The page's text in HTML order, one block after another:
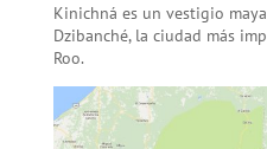
Kinichná es un vestigio
Dzibanché, la ciudad más
Roo.